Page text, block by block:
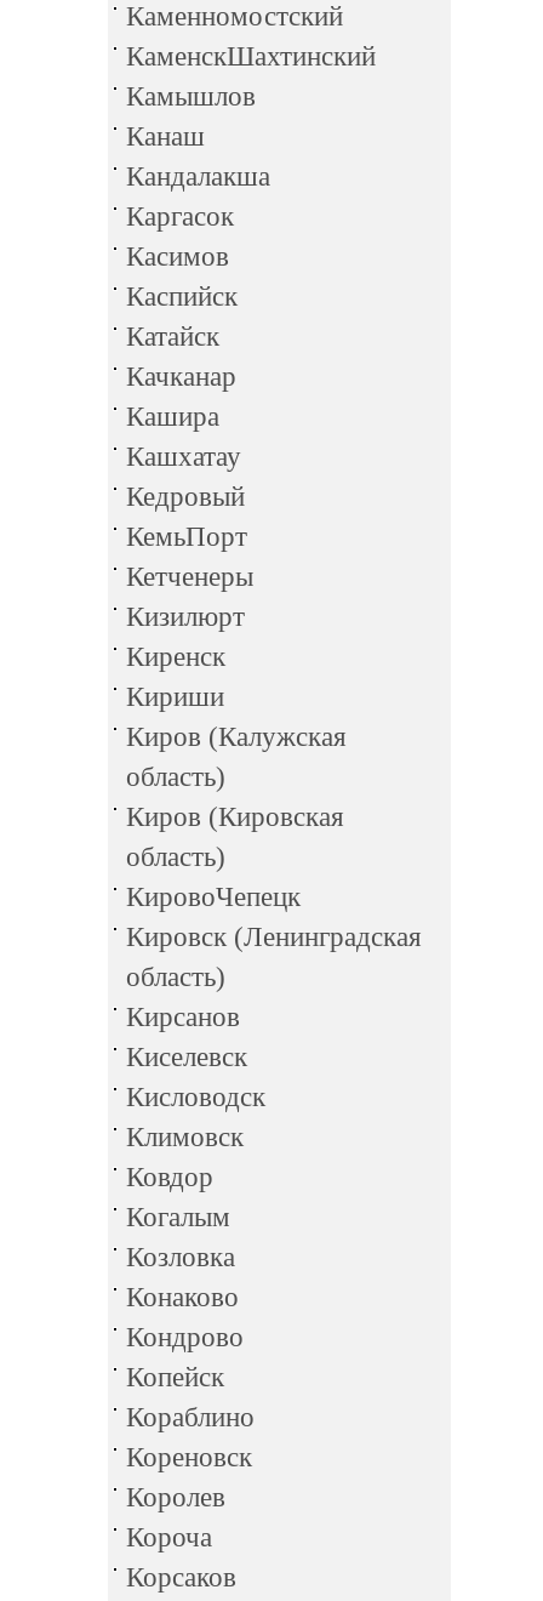
Каменномостский
КаменскШахтинский
Камышлов
Канаш
Кандалакша
Каргасок
Касимов
Каспийск
Катайск
Качканар
Кашира
Кашхатау
Кедровый
КемьПорт
Кетченеры
Кизилюрт
Киренск
Кириши
Киров (Калужская
область)
Киров (Кировская
область)
КировоЧепецк
Кировск (Ленинградская
область)
Кирсанов
Киселевск
Кисловодск
Климовск
Ковдор
Когалым
Козловка
Конаково
Кондрово
Копейск
Кораблино
Кореновск
Королев
Короча
Корсаков